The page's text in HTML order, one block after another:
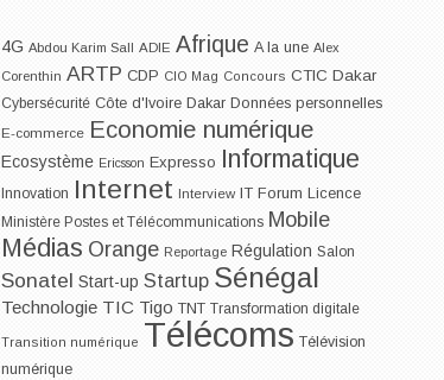
4G Abdou Karim Sall ADIE Afrique A la une Alex
Corenthin ARTP CDP CIO Mag Concours CTIC Dakar
Cybersécurité Côte d'Ivoire Dakar Données personnelles
E-commerce Economie numérique
Ecosystème Ericsson Expresso Informatique
Innovation Internet Interview IT Forum Licence
Ministère Postes et Télécommunications Mobile
Médias Orange Reportage Régulation Salon
Sonatel Start-up Startup Sénégal
Technologie TIC Tigo TNT Transformation digitale
Transition numérique Télécoms Télévision
numérique